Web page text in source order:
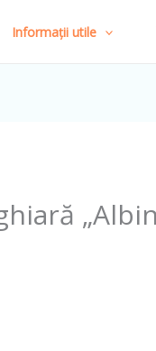
Informații utile